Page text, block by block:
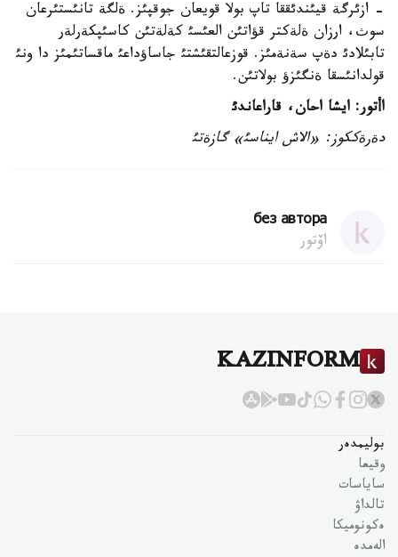
- ازئرگة قيئندئققا تاپ بولا قويعان جوقپئز. ةلگة تانئستئرعان
سوث، ارزان ةلةكتر قؤاتئن العئسئ كةلةتئن كاسئپكةرلةر
تابئلادئ دةپ سةنةمئز. قوزعالتقئشتئ جاساؤداعئ ماقساتئمئز دا ونئ
قولدانئسقا ةنگئزؤ بولاتئن.
اأتور: ايشا احان، قاراعاندئ
دةرةككوز: «الاش ايناسئ» گازةتئ
без автора
اۆتور
KAZINFORM
بوليمدەر
وقيعا
ساياسات
تالداۋ
ەكونوميكا
الەمدە